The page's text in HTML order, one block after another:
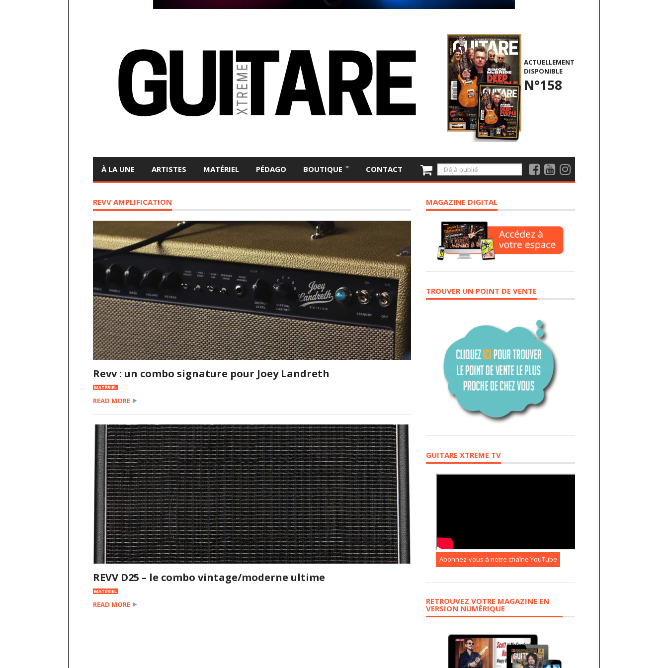
ACTUELLEMENT
DISPONIBLE
N°158
À LA UNE ARTISTES MATÉRIEL PÉDAGO BOUTIQUE CONTACT
REVV AMPLIFICATION
Revv : un combo signature pour Joey Landreth
MATÉRIEL
READ MORE
REVV D25 – le combo vintage/moderne ultime
MATÉRIEL
READ MORE
MAGAZINE DIGITAL
TROUVER UN POINT DE VENTE
GUITARE XTREME TV
Abonnez-vous à notre chaîne YouTube
RETROUVEZ VOTRE MAGAZINE EN
VERSION NUMÉRIQUE